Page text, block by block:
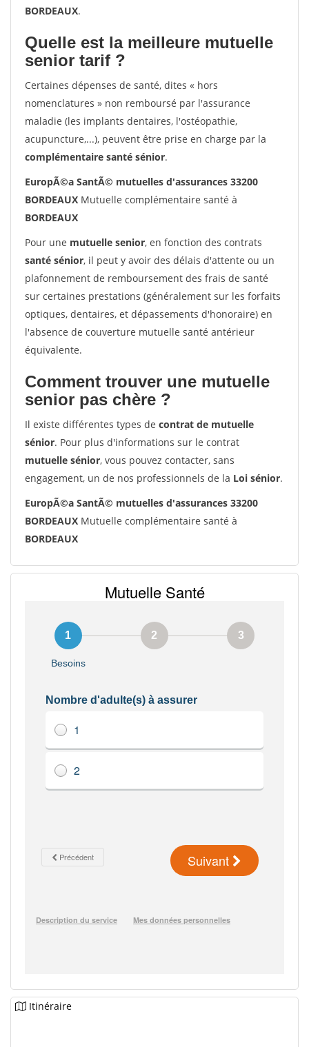
BORDEAUX.
Quelle est la meilleure mutuelle
senior tarif ?
Certaines dépenses de santé, dites « hors
nomenclatures » non remboursé par l'assurance
maladie (les implants dentaires, l'ostéopathie,
acupuncture,...), peuvent être prise en charge par la
complémentaire santé sénior.
EuropÃ©a SantÃ© mutuelles d'assurances 33200
BORDEAUX Mutuelle complémentaire santé à
BORDEAUX
Pour une mutuelle senior, en fonction des contrats
santé sénior, il peut y avoir des délais d'attente ou un
plafonnement de remboursement des frais de santé
sur certaines prestations (généralement sur les forfaits
optiques, dentaires, et dépassements d'honoraire) en
l'absence de couverture mutuelle santé antérieur
équivalente.
Comment trouver une mutuelle
senior pas chère ?
Il existe différentes types de contrat de mutuelle
sénior. Pour plus d'informations sur le contrat
mutuelle sénior, vous pouvez contacter, sans
engagement, un de nos professionnels de la Loi sénior.
EuropÃ©a SantÃ© mutuelles d'assurances 33200
BORDEAUX Mutuelle complémentaire santé à
BORDEAUX
Itinéraire